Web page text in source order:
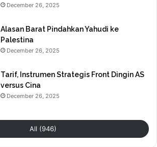
December 26, 2025
Alasan Barat Pindahkan Yahudi ke
Palestina
December 26, 2025
Tarif, Instrumen Strategis Front Dingin AS
versus Cina
December 26, 2025
All (946)